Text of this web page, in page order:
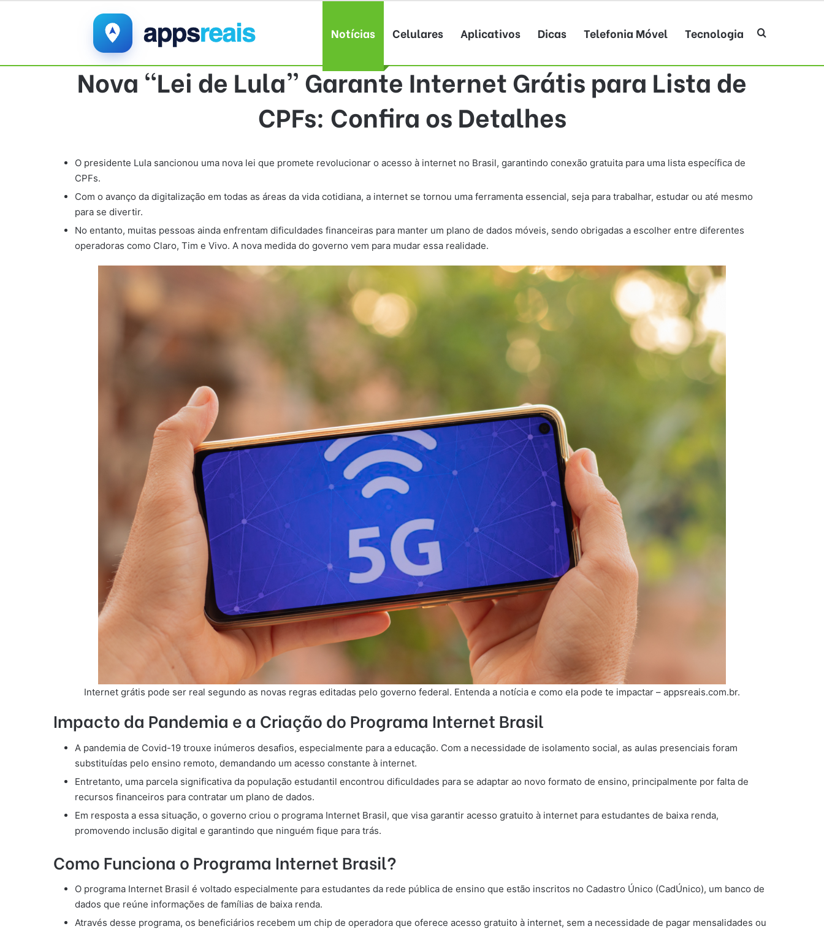
Notícias Celulares Aplicativos Dicas Telefonia Móvel Tecnologia Procurar por
Nova “Lei de Lula” Garante Internet Grátis para Lista de
CPFs: Confira os Detalhes
O presidente Lula sancionou uma nova lei que promete revolucionar o acesso à internet no Brasil, garantindo conexão gratuita para uma lista específica de
CPFs.
Com o avanço da digitalização em todas as áreas da vida cotidiana, a internet se tornou uma ferramenta essencial, seja para trabalhar, estudar ou até mesmo
para se divertir.
No entanto, muitas pessoas ainda enfrentam dificuldades financeiras para manter um plano de dados móveis, sendo obrigadas a escolher entre diferentes
operadoras como Claro, Tim e Vivo. A nova medida do governo vem para mudar essa realidade.
Internet grátis pode ser real segundo as novas regras editadas pelo governo federal. Entenda a notícia e como ela pode te impactar – appsreais.com.br.
Impacto da Pandemia e a Criação do Programa Internet Brasil
A pandemia de Covid-19 trouxe inúmeros desafios, especialmente para a educação. Com a necessidade de isolamento social, as aulas presenciais foram
substituídas pelo ensino remoto, demandando um acesso constante à internet.
Entretanto, uma parcela significativa da população estudantil encontrou dificuldades para se adaptar ao novo formato de ensino, principalmente por falta de
recursos financeiros para contratar um plano de dados.
Em resposta a essa situação, o governo criou o programa Internet Brasil, que visa garantir acesso gratuito à internet para estudantes de baixa renda,
promovendo inclusão digital e garantindo que ninguém fique para trás.
Como Funciona o Programa Internet Brasil?
O programa Internet Brasil é voltado especialmente para estudantes da rede pública de ensino que estão inscritos no Cadastro Único (CadÚnico), um banco de
dados que reúne informações de famílias de baixa renda.
Através desse programa, os beneficiários recebem um chip de operadora que oferece acesso gratuito à internet, sem a necessidade de pagar mensalidades ou